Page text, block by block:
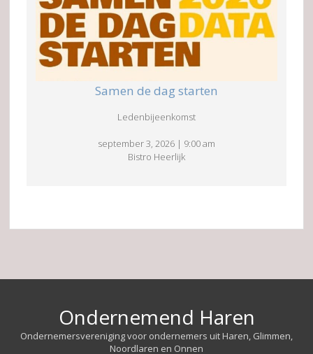
Samen de dag starten
Ledenbijeenkomst
september 3, 2026 | 9:00 am
Bistro Heerlijk
Ondernemend Haren
Ondernemersvereniging voor ondernemers uit Haren, Glimmen,
Noordlaren en Onnen